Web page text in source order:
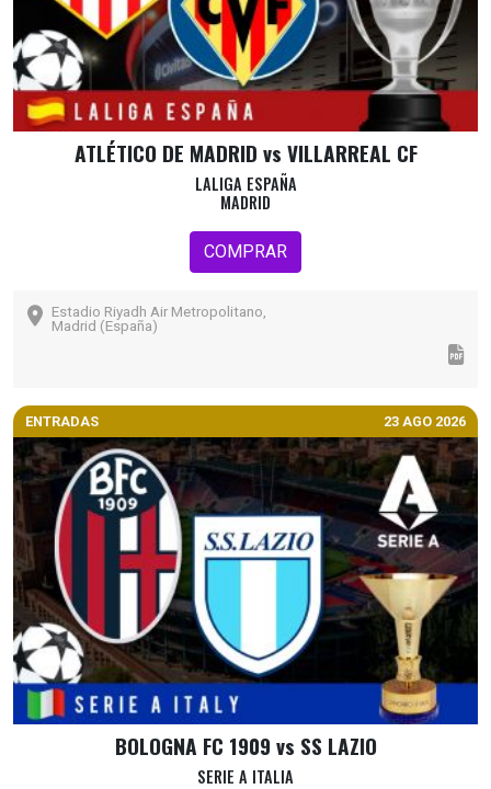
ATLÉTICO DE MADRID vs VILLARREAL CF
LALIGA ESPAÑA
MADRID
COMPRAR
Estadio Riyadh Air Metropolitano,
Madrid (España)
ENTRADAS 23 AGO 2026
BOLOGNA FC 1909 vs SS LAZIO
SERIE A ITALIA